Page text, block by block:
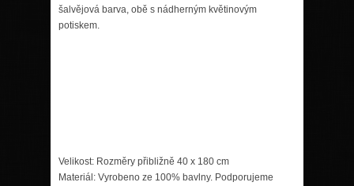
šalvějová barva, obě s nádherným květinovým
potiskem.
Velikost: Rozměry přibližně 40 x 180 cm
Materiál: Vyrobeno ze 100% bavlny. Podporujeme